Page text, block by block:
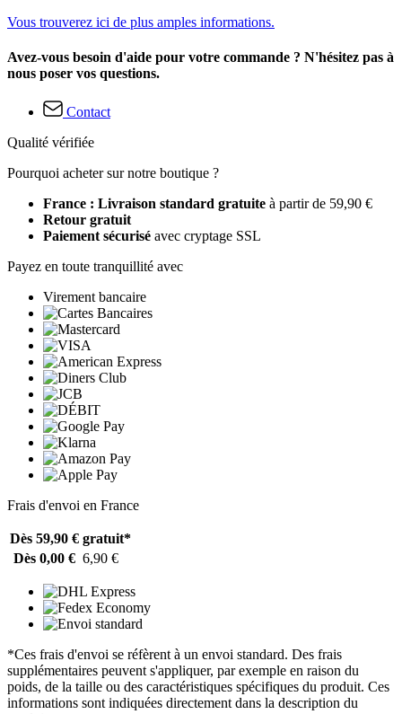
Vous trouverez ici de plus amples informations.
Avez-vous besoin d'aide pour votre commande ? N'hésitez pas à
nous poser vos questions.
Contact
Qualité vérifiée
Pourquoi acheter sur notre boutique ?
France : Livraison standard gratuite à partir de 59,90 €
Retour gratuit
Paiement sécurisé avec cryptage SSL
Payez en toute tranquillité avec
Virement bancaire
Frais d'envoi en France
Dès 59,90 € gratuit*
Dès 0,00 € 6,90 €
*Ces frais d'envoi se réfèrent à un envoi standard. Des frais
supplémentaires peuvent s'appliquer, par exemple en raison du
poids, de la taille ou des caractéristiques spécifiques du produit. Ces
informations sont indiquées directement dans la description du